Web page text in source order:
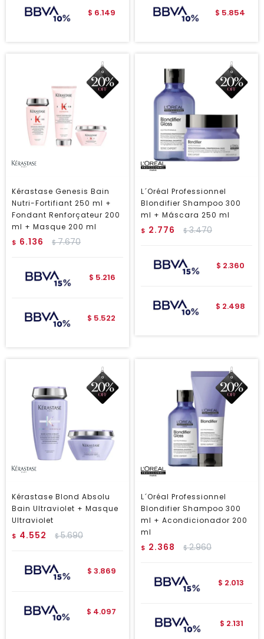
$ 6.149 $ 5.854
Kérastase Genesis Bain
Nutri-Fortifiant 250 ml +
Fondant Renforçateur 200
ml + Masque 200 ml
$ 6.136 $7.670
$ 5.216
$ 5.522
L´Oréal Professionnel
Blondifier Shampoo 300
ml + Máscara 250 ml
$ 2.776 $3.470
$ 2.360
$ 2.498
Kérastase Blond Absolu
Bain Ultraviolet + Masque
Ultraviolet
$ 4.552 $5.690
$ 3.869
$ 4.097
L´Oréal Professionnel
Blondifier Shampoo 300
ml + Acondicionador 200
ml
$ 2.368 $2.960
$ 2.013
$ 2.131